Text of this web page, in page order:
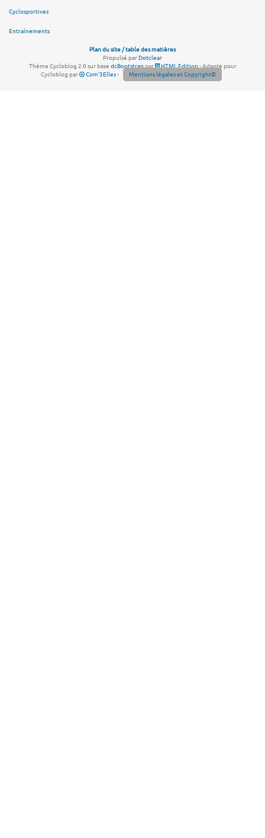
Cyclosportives
Entraînements
Plan du site / table des matières
Propulsé parDotclear
Thème Cycloblog 2.0 sur base dcBootstrappar HTML Edition- Adapté pour
Cycloblog par
Com'3Elles- Mentions légales et Copyright©